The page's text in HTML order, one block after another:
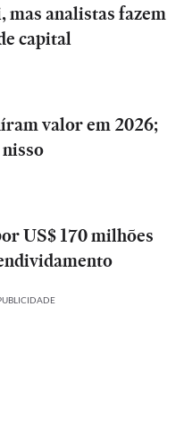
mas analistas fazem
capital
valor em 2026;
US$ 170 milhões